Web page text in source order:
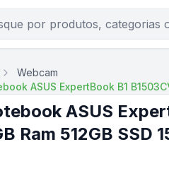
Webcam
ASUS ExpertBook B1
ASUS
Ram 512GB SSD